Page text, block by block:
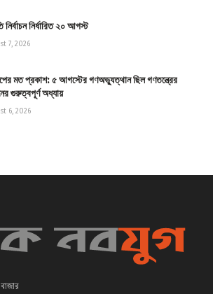
নির্বাচন নির্ধারিত ২০ আগস্ট
7, 2026
মত প্রকাশ: ৫ আগস্টের গণঅভ্যুত্থান ছিল গণতন্ত্রের
গুরুত্বপূর্ণ অধ্যায়
6, 2026